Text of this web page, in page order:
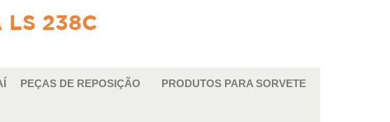
LS 238C
PEÇAS DE REPOSIÇÃO PRODUTOS PARA SORVETE